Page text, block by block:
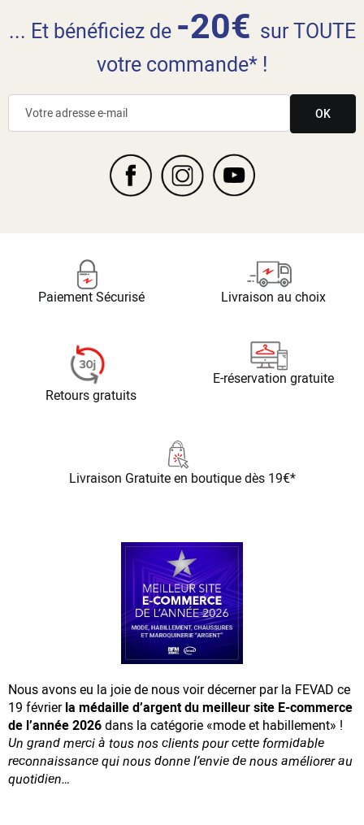
... Et bénéficiez de -20€ sur TOUTE
votre commande* !
OK
Paiement Sécurisé Livraison au choix
Retours gratuits
E-réservation gratuite
Livraison Gratuiteen boutique dès 19€*
Nous avons eu la joie de nous voir décerner par la FEVAD ce
19 févrierla médaille d’argent du meilleur site E-commerce
de l’année 2026dans la catégorie «mode et habillement» !
Un grand merci à tous nos clients pour cette formidable
reconnaissancequi nous donne l’envie de nous améliorer au
quotidien…